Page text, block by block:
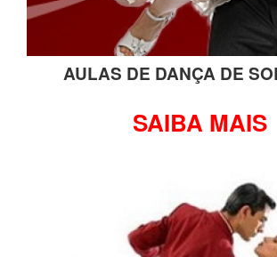
AULAS DE DANÇA DE
SAIBA MAIS